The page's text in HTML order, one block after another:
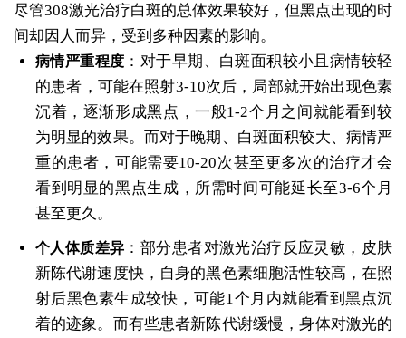
尽管308激光治疗白斑的总体效果较好，但黑点出现的时
间却因人而异，受到多种因素的影响。
病情严重程度 ：对于早期、白斑面积较小且病情较轻
的患者，可能在照射3-10次后，局部就开始出现色素
沉着，逐渐形成黑点，一般1-2个月之间就能看到较
为明显的效果。而对于晚期、白斑面积较大、病情严
重的患者，可能需要10-20次甚至更多次的治疗才会
看到明显的黑点生成，所需时间可能延长至3-6个月
甚至更久。
个人体质差异 ：部分患者对激光治疗反应灵敏，皮肤
新陈代谢速度快，自身的黑色素细胞活性较高，在照
射后黑色素生成较快，可能1个月内就能看到黑点沉
着的迹象。而有些患者新陈代谢缓慢，身体对激光的